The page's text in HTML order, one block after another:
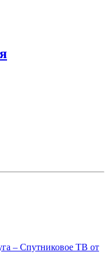
– Спутниковое ТВ от